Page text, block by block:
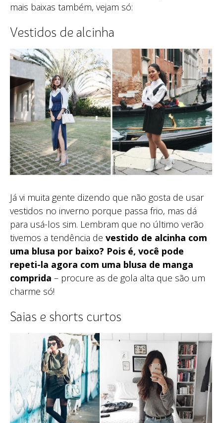
mais baixas também, vejam só:
Vestidos de alcinha
Já vi muita gente dizendo que não gosta de usar
vestidos no inverno porque passa frio, mas dá
para usá-los sim. Lembram que no último verão
tivemos a tendência de vestido de alcinha com
uma blusa por baixo? Pois é, você pode
repeti-la agora com uma blusa de manga
comprida – procure as de gola alta que são um
charme só!
Saias e shorts curtos